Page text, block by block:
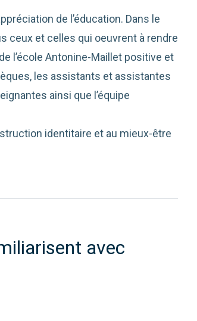
de l’éducation. Dans le
ceux et celles qui oeuvrent à rendre
l’école Antonine-Maillet positive et
les assistants et assistantes
ainsi que l’équipe
identitaire et au mieux-être
avec